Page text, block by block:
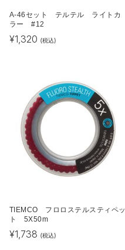
A-46セット テルテル ライトカ
ラー #12
¥1,320 (税込)
TIEMCO フロロステルスティペッ
ト 5X50m
¥1,738 (税込)